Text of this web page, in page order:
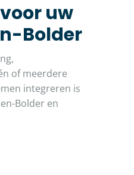
uw
Bolder
of meerdere
integreren is
Bolder en